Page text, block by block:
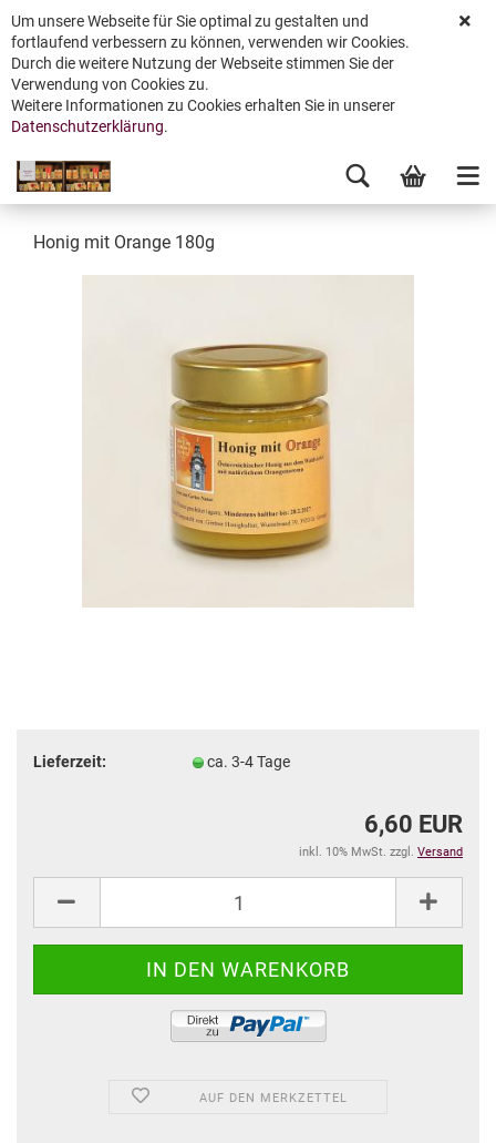
Um unsere Webseite für Sie optimal zu gestalten und
fortlaufend verbessern zu können, verwenden wir Cookies.
Durch die weitere Nutzung der Webseite stimmen Sie der
Verwendung von Cookies zu.
Weitere Informationen zu Cookies erhalten Sie in unserer
Datenschutzerklärung.
Honig mit Orange 180g
Lieferzeit: ca. 3-4 Tage
6,60 EUR
inkl. 10% MwSt. zzgl. Versand
AUF DEN MERKZETTEL